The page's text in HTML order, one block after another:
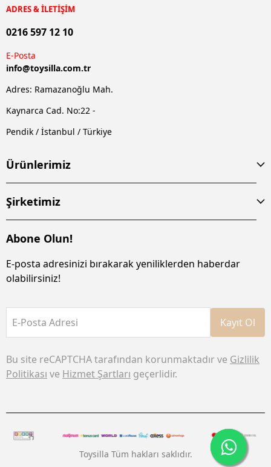
ADRES & İLETİŞİM
0216 597 12 10
E-Posta
info@toysilla.com.tr
Adres: Ramazanoğlu Mah.
Kaynarca Cad. No:22 -
Pendik / İstanbul / Türkiye
Ürünlerimiz
Şirketimiz
Abone Olun!
E-posta adresinizi bırakarak yeniliklerden haberdar
olabilirsiniz!
E-Posta Adresi Kayıt Ol
Bu site reCAPTCHA tarafından korunmaktadır ve Gizlilik
Politikası ve Hizmet Şartları geçerlidir.
Toysilla Tüm hakları saklıdır.